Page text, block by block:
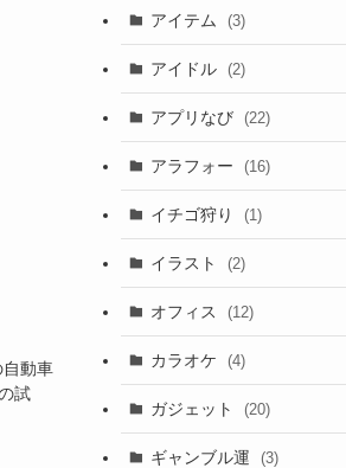
動車
試
アイテム (3)
アイドル (2)
アプリなび (22)
アラフォー (16)
イチゴ狩り (1)
イラスト (2)
オフィス (12)
カラオケ (4)
ガジェット (20)
ギャンブル運 (3)